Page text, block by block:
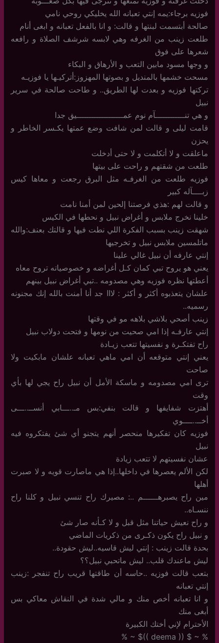
فوزيه برجاء:يمه إنتي تعبانه الله يخليكي روحي نامي
صالحة أبتسمت لبنتها و قالت: و انا بالفعل تعبانه و ابغى أنام
طلعت زينب من الغرفه وهي لابسه شرشف الصلاة و رافعه
شعرها على فوق
و وجها مسود مابين التعب و الأرهاق و البكاء
مسحت خشمها بالمنديل و بصوتها المهزوز:أتركيـها يا فوزيـه
تركتها فوزيه و بعدت لها الطريق.. و طاحت صالحة في سرير
نبيل
و هي تنــــــــــــآم نوم عمـــــــــــــــــــيق جدا
قامت ليلى و قالت لمن شافت وضع عمتها يكـسر الخاطر و
يحزن
ماعلقت و لا أتكلمت و لا حتى أدخلت
طلعت من شقتهم و راحت على بيتها
فوزيه طلعت من الغرفـه مثل البرق رجعت و معاها كيس
زبــــآله كبير
و قالت لهم :هذي فرصتنا إلحين لمن أمنا نامت
خلينا نخرج ملابس و أغراض نبيل و نحطها في الكيس
شهقت زينب بسبب الفكرة اللي نطت فيها و قالتك بعنف:والله
ماتلمسين ملابس نبيل و تخرجيها
إنتي عارفه أن نبيل غالي علينا
يعني هو يروح تبي كمان كـل أغراضه و خصوصياته تروح معاه
أعطتها نظره فوزيه وهي مصدومه ..تبي أغراض نبيل بينهم
علشان يتعذبوه أكثر و أكثر : لااا جد أنا أمنت بالله إنك مجنونه
رسميه..
زينب أصحي بلاشي بلاهه مو في وقتها
إنتي عارفـه إذا امي صحيت من نومها و فتحت دولاب نبيل
راح تفتكـرة و نفسيتها تتعب زيـادة
يعني إنتي متوقعه أن امي ماهي تعبانه علشان مابكيت ولا
صاحت
ترى امي مصدومه و ماسكة الأمل أن نبيل راح يجي لها بأي
وقت
أهتزت شفايفها و قالت بنفي:بس مـ..ـــابي أنســ..ـــى
أخــ..ــــوي
فوزيه كان تفكيرها منحصر أنهم يتجنو أي شئ يفتكروه فيه
نبيل
عشان نفسيتهم لا تتعب زيادة
لكن الألم يعصرها في داخلها..إذا هي ماصارت قويه و لا صبرت
أهلها
مين راح يصبرهــــــم ..: مصيرك راح تنسي نبيل و كلنا راح
ننسـاه..
و راح نعيش حياتنا مثل قبل و لا كـأنه صار شئ
و نبيل راح يكون ذكـرى من ذكريات الماضي
بحدة قالت زينب : إنتي ليش قاسيه..ليش حقودة..
ليش ماعندك قلب.. ليش ماتحبي نبيل؟؟
بتعب قالت فوزيه ..حاسه أن طاقتها قريب راح تنفجر :زينب
إنتي تعبانه
و انا تعبانه أخص منك و مالي شدة في النقاش معاكي بس
أبغى منك
الأحترام لإني أختك الكبيرة
% ~ $ (( deema ))$ ~ %